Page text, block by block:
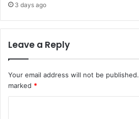
3 days ago
Leave a Reply
Your email address will not be published.
marked *